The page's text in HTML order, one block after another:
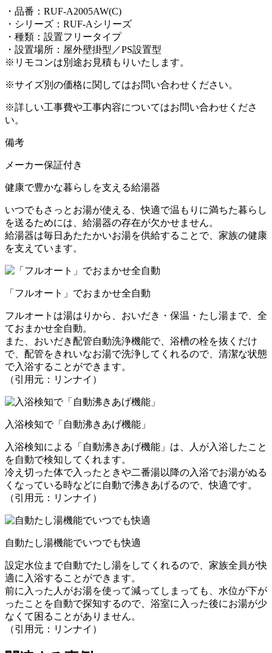
・品番：RUF-A2005AW(C)
・シリーズ：RUF-Aシリーズ
・種類： 設置フリータイプ
・設置場所：屋外壁掛型／PS設置型
※リモコンは別途お見積もりいたします。
※サイズ別の価格に関してはお問い合わせください。
※詳しい工事費や工事内容についてはお問い合わせくださ
い。
備考
メーカー保証付き
健康で豊かな暮らしを支える給湯器
いつでもさっとお湯が使える、快適で温もりに満ちた暮らし
を送るためには、給湯器の存在が欠かせません。
給湯器は毎日あたたかいお湯を供給することで、家族の健康
を支えています。
「フルオート」でおまかせ全自動
フルオートは湯はりから、おいだき・保温・たし湯まで、全
ておまかせ全自動。
また、おいだき配管自動洗浄機能で、浴槽の栓を抜くだけ
で、配管をきれいなお湯で洗浄してくれるので、清潔な状態
で入浴することができます。
（引用元：リンナイ）
入浴検知で「自動沸きあげ機能」
入浴検知による「自動沸きあげ機能」は、人が入浴したこと
を自動で検知してくれます。
冷え切った体で入ったときや二番湯以降の入浴でお湯がぬる
くなっている時などに自動で沸きあげるので、快適です。
（引用元：リンナイ）
自動たし湯機能でいつでも快適
設定水位まで自動でたし湯をしてくれるので、家族全員が快
適に入浴することができます。
前に入った人がお湯を使って減ってしまっても、水位が下が
ったことを自動で探知するので、浴室に入った後にお湯が少
なくて困ることがありません。
（引用元：リンナイ）